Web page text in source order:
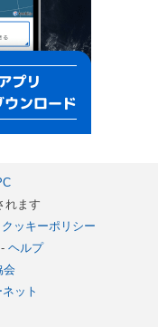
れます
クッキーポリシー
ヘルプ
会
ット